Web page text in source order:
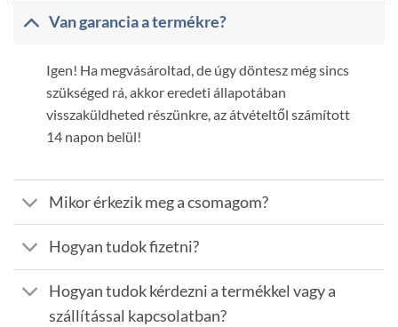
Van garancia a termékre?
Igen! Ha megvásároltad, de úgy döntesz még sincs
szükséged rá, akkor eredeti állapotában
visszaküldheted részünkre, az átvételtől számított
14 napon belül!
Mikor érkezik meg a csomagom?
Hogyan tudok fizetni?
Hogyan tudok kérdezni a termékkel vagy a
szállítással kapcsolatban?